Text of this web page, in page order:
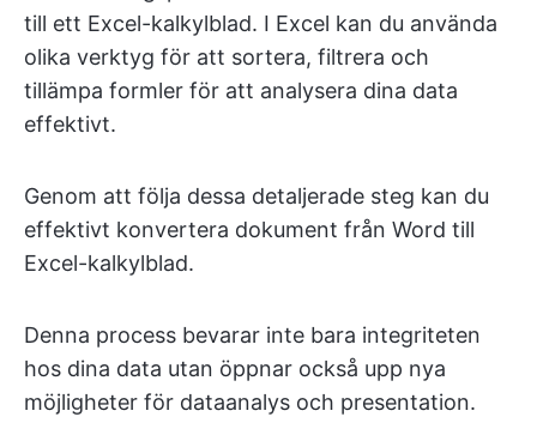
till ett Excel-kalkylblad. I Excel kan du använda
olika verktyg för att sortera, filtrera och
tillämpa formler för att analysera dina data
effektivt.
Genom att följa dessa detaljerade steg kan du
effektivt konvertera dokument från Word till
Excel-kalkylblad.
Denna process bevarar inte bara integriteten
hos dina data utan öppnar också upp nya
möjligheter för dataanalys och presentation.